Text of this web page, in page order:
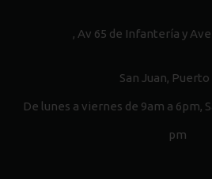
, Av 65 de Infantería y
San Juan, Puerto
De lunes a viernes de 9am a 6pm,
pm